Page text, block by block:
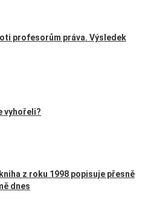
profesorům práva. Výsledek
vyhořeli?
z roku 1998 popisuje přesně
dnes